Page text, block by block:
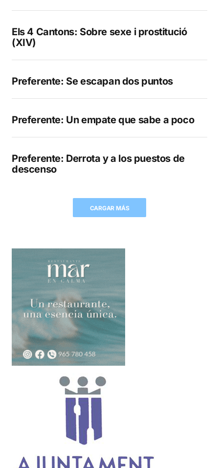
Els 4 Cantons: Sobre sexe i prostitució
(XIV)
Preferente: Se escapan dos puntos
Preferente: Un empate que sabe a poco
Preferente: Derrota y a los puestos de
descenso
CARGAR MÁS